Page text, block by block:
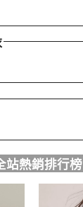
站熱銷排行榜